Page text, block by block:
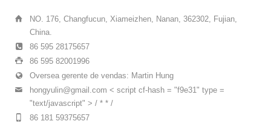
NO. 176, Changfucun, Xiameizhen, Nanan, 362302, Fujian,
China.
86 595 28175657
86 595 82001996
Oversea gerente de vendas: Martin Hung
hongyulin@gmail.com < script cf-hash = "f9e31" type =
"text/javascript" > / * * /
86 181 59375657